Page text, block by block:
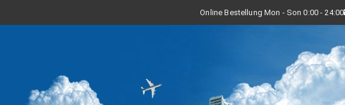
Online Bestellung Mon - Son 0:00 - 24:00